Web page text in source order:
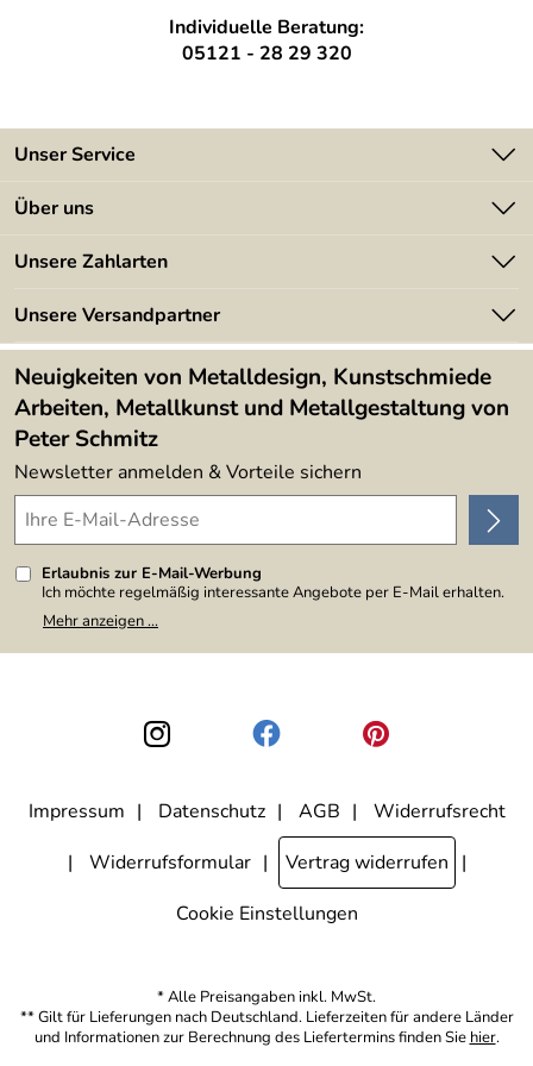
Individuelle Beratung:
05121 - 28 29 320
Unser Service
Kontakt
Kundeninformationen
Newsletter
Lieferbedingungen
Über uns
Angebote
Kundenbewertungen (394)
4,9/5
Unsere Zahlarten
Unsere Versandpartner
Neuigkeiten von Metalldesign, Kunstschmiede
Arbeiten, Metallkunst und Metallgestaltung von
Peter Schmitz
Newsletter anmelden & Vorteile sichern
Erlaubnis zur E-Mail-Werbung
Ich möchte regelmäßig interessante Angebote per E-Mail erhalten.
Meine E-Mail-Adresse wird nicht an andere Unternehmen
weitergegeben. Zu statistischen Zwecken wird in anonymer Form
den Link "Abmelden" am Ende des Newsletters anklicke. Die
Datenschutzerklärung
habe ich zur Kenntnis genommen.
Mehr anzeigen ...
Impressum Datenschutz AGB
Widerrufsrecht
Widerrufsformular
Vertrag widerrufen
Cookie Einstellungen
* Alle Preisangaben inkl. MwSt.
** Gilt für Lieferungen nach Deutschland. Lieferzeiten für andere Länder
und Informationen zur Berechnung des Liefertermins finden Sie hier.